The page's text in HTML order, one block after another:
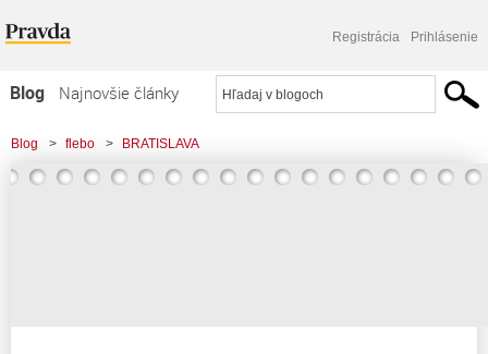
Registrácia Prihlásenie
Blog
Najnovšie články
Najčítanejšie články
Najkomentovanejšie články
Blog > flebo > BRATISLAVA